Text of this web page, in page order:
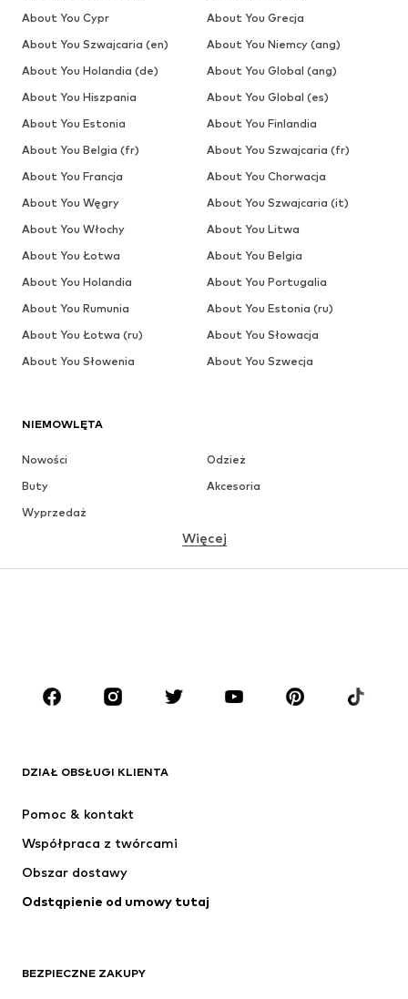
NIEMOWLĘTA
Nowości
Odzież
Buty
Akcesoria
Wyprzedaż
MARKI
Next
ADIDAS PERFORMANCE
Więcej
DZIAŁ OBSŁUGI KLIENTA
Pomoc & kontakt
Współpraca z twórcami
Obszar dostawy
Odstąpienie od umowy tutaj
BEZPIECZNE ZAKUPY
About You Cypr
About You Grecja
About You Szwajcaria (en)
About You Niemcy (ang)
About You Holandia (de)
About You Global (ang)
About You Hiszpania
About You Global (es)
About You Estonia
About You Finlandia
About You Belgia (fr)
About You Szwajcaria (fr)
About You Francja
About You Chorwacja
About You Węgry
About You Szwajcaria (it)
About You Włochy
About You Litwa
About You Łotwa
About You Belgia
About You Holandia
About You Portugalia
About You Rumunia
About You Estonia (ru)
About You Łotwa (ru)
About You Słowacja
About You Słowenia
About You Szwecja